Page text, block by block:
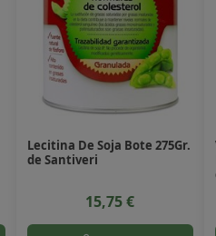
Lecitina De Soja Bote 275Gr.
de Santiveri
15,75 €